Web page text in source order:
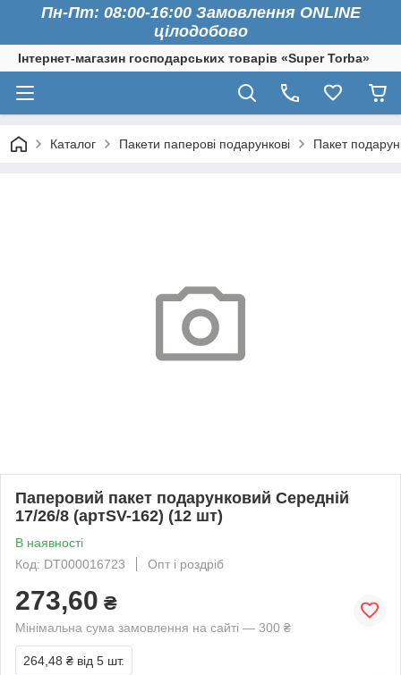
Пн-Пт: 08:00-16:00 Замовлення ONLINE
цілодобово
Інтернет-магазин господарських товарів «Super Torba»
Каталог Пакети паперові подарункові Пакет
Паперовий пакет подарунковий Середній
17/26/8 (артSV-162) (12 шт)
В наявності
Код: DT000016723
Опт і роздріб
273,60 ₴
Мінімальна сума замовлення на сайті — 300 ₴
264,48 ₴ від 5 шт.